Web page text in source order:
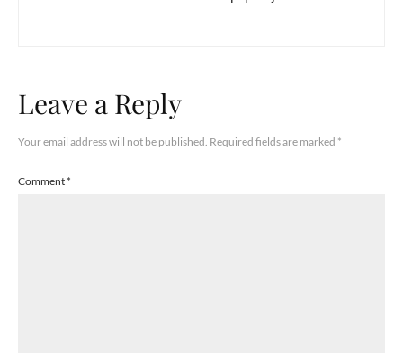
Leave a Reply
Your email address will not be published. Required fields are marked *
Comment*